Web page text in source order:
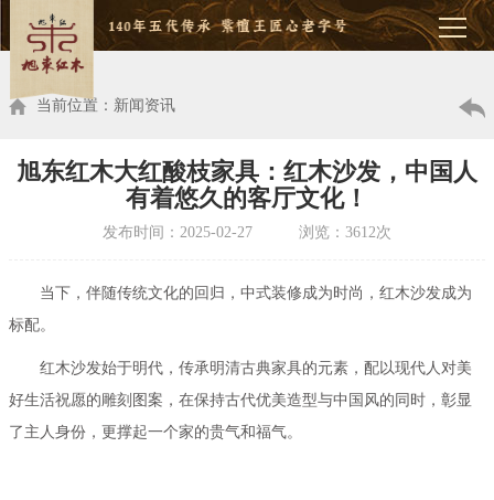
当前位置：新闻资讯
旭东红木大红酸枝家具：红木沙发，中国人
有着悠久的客厅文化！
发布时间：2025-02-27 浏览：3612次
当下，伴随传统文化的回归，中式装修成为时尚，红木沙发成为
标配。
红木沙发始于明代，传承明清古典家具的元素，配以现代人对美
好生活祝愿的雕刻图案，在保持古代优美造型与中国风的同时，彰显
了主人身份，更撑起一个家的贵气和福气。